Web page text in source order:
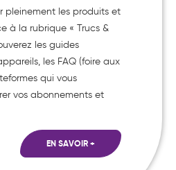
pleinement les produits et
à la rubrique « Trucs &
les guides
les FAQ (foire aux
qui vous
vos abonnements et
EN SAVOIR +